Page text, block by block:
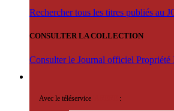
Rechercher tous les titres publiés au
CONSULTER LA COLLECTION
Consulter le Journal officiel
Avec le téléservice :